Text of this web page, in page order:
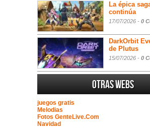
La épica
continúa
17/07/2026 - 0
DarkOrbit
de Plutus
15/07/2026 - 0
Otras webs
juegos gratis
Melodias
Fotos GenteLive.Com
Navidad